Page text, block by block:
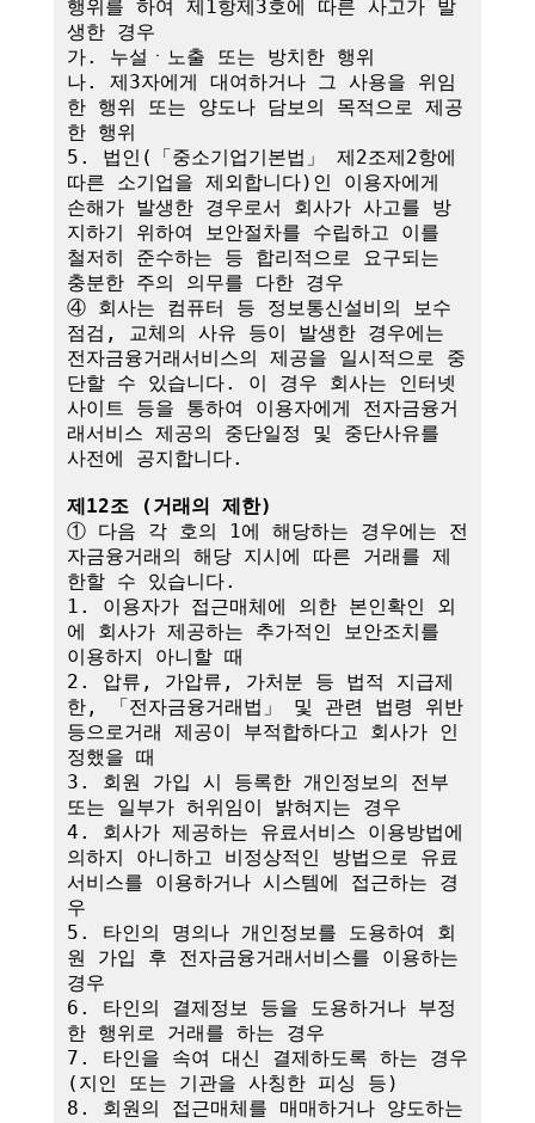
행위를 하여 제1항제3호에 따른 사고가 발
생한 경우
가. 누설ㆍ노출 또는 방치한 행위
나. 제3자에게 대여하거나 그 사용을 위임
한 행위 또는 양도나 담보의 목적으로 제공
한 행위
5. 법인(「중소기업기본법」 제2조제2항에
따른 소기업을 제외합니다)인 이용자에게
손해가 발생한 경우로서 회사가 사고를 방
지하기 위하여 보안절차를 수립하고 이를
철저히 준수하는 등 합리적으로 요구되는
충분한 주의 의무를 다한 경우
④ 회사는 컴퓨터 등 정보통신설비의 보수
점검, 교체의 사유 등이 발생한 경우에는
전자금융거래서비스의 제공을 일시적으로 중
단할 수 있습니다. 이 경우 회사는 인터넷
사이트 등을 통하여 이용자에게 전자금융거
래서비스 제공의 중단일정 및 중단사유를
사전에 공지합니다.
제12조 (거래의 제한)
① 다음 각 호의 1에 해당하는 경우에는 전
자금융거래의 해당 지시에 따른 거래를 제
한할 수 있습니다.
1. 이용자가 접근매체에 의한 본인확인 외
에 회사가 제공하는 추가적인 보안조치를
이용하지 아니할 때
2. 압류, 가압류, 가처분 등 법적 지급제
한, 「전자금융거래법」 및 관련 법령 위반
등으로거래 제공이 부적합하다고 회사가 인
정했을 때
3. 회원 가입 시 등록한 개인정보의 전부
또는 일부가 허위임이 밝혀지는 경우
4. 회사가 제공하는 유료서비스 이용방법에
의하지 아니하고 비정상적인 방법으로 유료
서비스를 이용하거나 시스템에 접근하는 경
우
5. 타인의 명의나 개인정보를 도용하여 회
원 가입 후 전자금융거래서비스를 이용하는
경우
6. 타인의 결제정보 등을 도용하거나 부정
한 행위로 거래를 하는 경우
7. 타인을 속여 대신 결제하도록 하는 경우
(지인 또는 기관을 사칭한 피싱 등)
8. 회원의 접근매체를 매매하거나 양도하는